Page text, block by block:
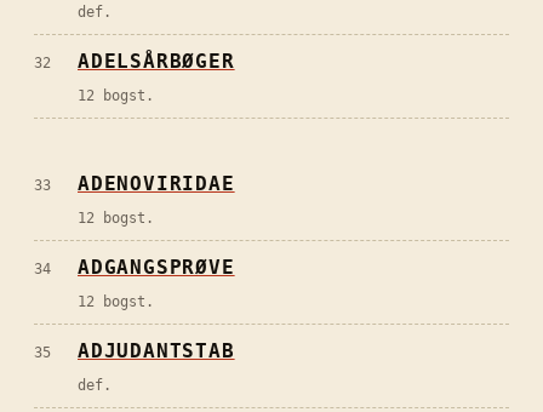
def.
32 ADELSÅRBØGER
12 bogst.
33 ADENOVIRIDAE
12 bogst.
34 ADGANGSPRØVE
12 bogst.
35 ADJUDANTSTAB
def.